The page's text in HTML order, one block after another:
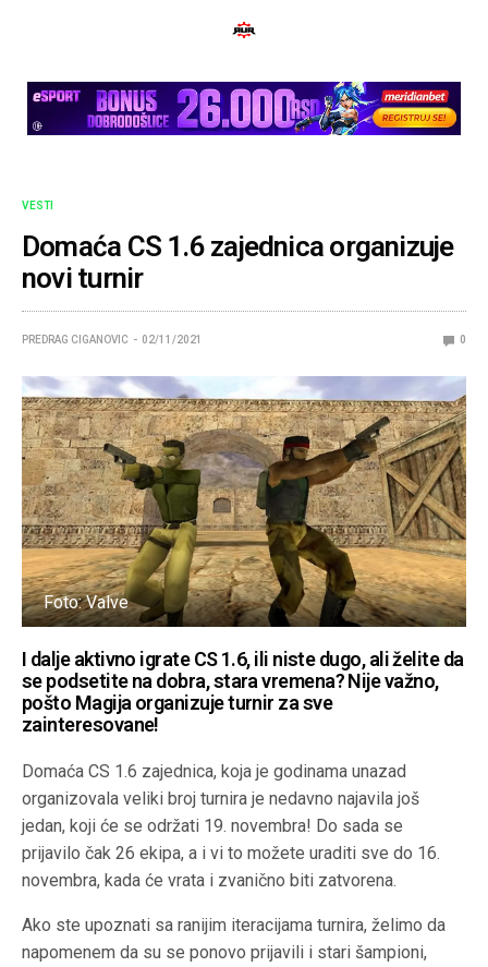
VESTI
Domaća CS 1.6 zajednica organizuje
novi turnir
PREDRAG CIGANOVIC 02/11/2021 0
Foto: Valve
I dalje aktivno igrate CS 1.6, ili niste dugo, ali želite da
se podsetite na dobra, stara vremena? Nije važno,
pošto Magija organizuje turnir za sve
zainteresovane!
Domaća CS 1.6 zajednica, koja je godinama unazad
organizovala veliki broj turnira je nedavno najavila još
jedan, koji će se održati 19. novembra! Do sada se
prijavilo čak 26 ekipa, a i vi to možete uraditi sve do 16.
novembra, kada će vrata i zvanično biti zatvorena.
Ako ste upoznati sa ranijim iteracijama turnira, želimo da
napomenem da su se ponovo prijavili i stari šampioni,